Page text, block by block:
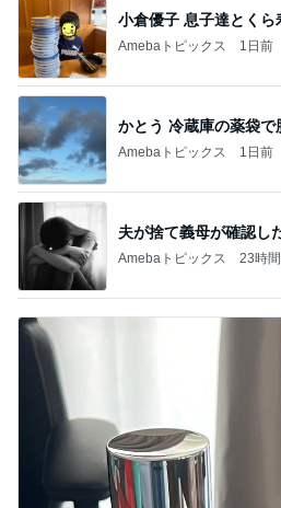
小倉優子 息子達とくら
Amebaトピックス 1日前
かとう 冷蔵庫の薬袋で
Amebaトピックス 1日前
夫が捨て義母が確認し
Amebaトピックス 23時